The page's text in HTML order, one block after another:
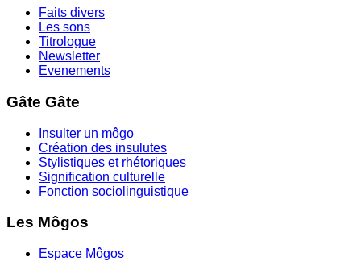
Faits divers
Les sons
Titrologue
Newsletter
Evenements
Gâte Gâte
Insulter un môgo
Création des insulutes
Stylistiques et rhétoriques
Signification culturelle
Fonction sociolinguistique
Les Môgos
Espace Môgos